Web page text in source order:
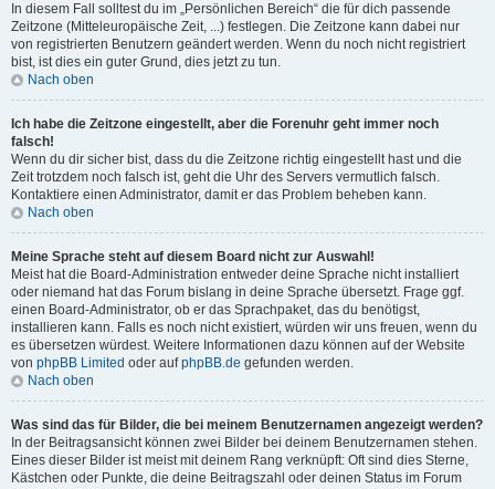
In diesem Fall solltest du im „Persönlichen Bereich“ die für dich passende
Zeitzone (Mitteleuropäische Zeit, ...) festlegen. Die Zeitzone kann dabei nur
von registrierten Benutzern geändert werden. Wenn du noch nicht registriert
bist, ist dies ein guter Grund, dies jetzt zu tun.
Nach oben
Ich habe die Zeitzone eingestellt, aber die Forenuhr geht immer noch
falsch!
Wenn du dir sicher bist, dass du die Zeitzone richtig eingestellt hast und die
Zeit trotzdem noch falsch ist, geht die Uhr des Servers vermutlich falsch.
Kontaktiere einen Administrator, damit er das Problem beheben kann.
Nach oben
Meine Sprache steht auf diesem Board nicht zur Auswahl!
Meist hat die Board-Administration entweder deine Sprache nicht installiert
oder niemand hat das Forum bislang in deine Sprache übersetzt. Frage ggf.
einen Board-Administrator, ob er das Sprachpaket, das du benötigst,
installieren kann. Falls es noch nicht existiert, würden wir uns freuen, wenn du
es übersetzen würdest. Weitere Informationen dazu können auf der Website
von phpBB Limited oder aufphpBB.de gefunden werden.
Nach oben
Was sind das für Bilder, die bei meinem Benutzernamen angezeigt werden?
In der Beitragsansicht können zwei Bilder bei deinem Benutzernamen stehen.
Eines dieser Bilder ist meist mit deinem Rang verknüpft: Oft sind dies Sterne,
Kästchen oder Punkte, die deine Beitragszahl oder deinen Status im Forum